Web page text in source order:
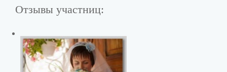
Отзывы участниц: